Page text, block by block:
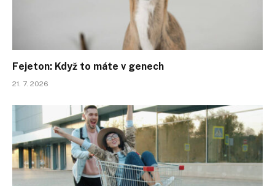
Fejeton: Když to máte v genech
21. 7. 2026